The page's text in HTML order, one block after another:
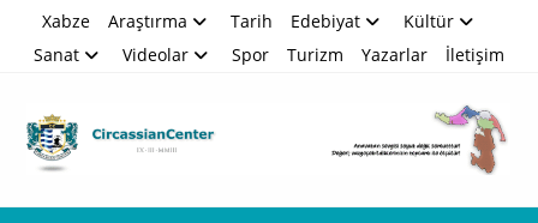
Xabze Araştırma Tarih Edebiyat
Kültür
Sanat
Videolar Spor Turizm Yazarlar İletişim